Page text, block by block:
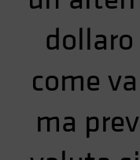
come
ma